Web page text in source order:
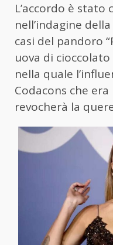
L’accordo è stato
nell’indagine
casi del pandoro
uova di cioccolato
nella quale
Codacons che
revocherà la